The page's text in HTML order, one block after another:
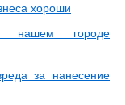
хороши
нашем городе
за нанесение